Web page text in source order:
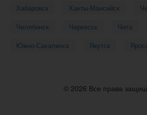
Хабаровск
Ханты-Мансийск
Челябинск
Черкесск Чита
Южно-Сахалинск
Якутск
© 2026 Все права